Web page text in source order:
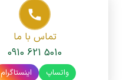
تماس با ما
0910 621 5010
واتساپ اینستاگرام